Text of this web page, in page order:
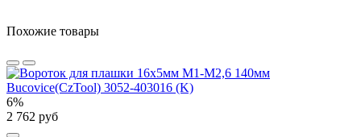
Похожие товары
6%
2 762 руб